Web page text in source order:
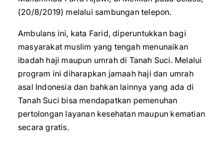
(20/8/2019) melalui sambungan telepon.
Ambulans ini, kata Farid, diperuntukkan bagi
masyarakat muslim yang tengah menunaikan
ibadah haji maupun umrah di Tanah Suci. Melalui
program ini diharapkan jamaah haji dan umrah
asal Indonesia dan bahkan lainnya yang ada di
Tanah Suci bisa mendapatkan pemenuhan
pertolongan layanan kesehatan maupun kematian
secara gratis.